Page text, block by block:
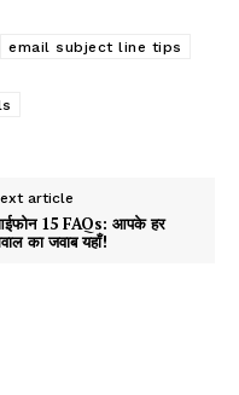
email subject line tips
article
15 FAQs: आपके हर
का जवाब यहाँ!